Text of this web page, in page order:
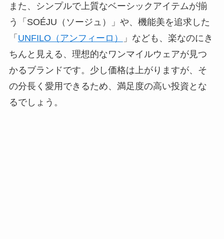
また、シンプルで上質なベーシックアイテムが揃
う「SOÉJU（ソージュ）」や、機能美を追求した
「 UNFILO（アンフィーロ） 」なども、 楽なのにき
ちんと見える 、理想的なワンマイルウェアが見つ
かるブランドです。少し価格は上がりますが、そ
の分長く愛用できるため、満足度の高い投資とな
るでしょう。